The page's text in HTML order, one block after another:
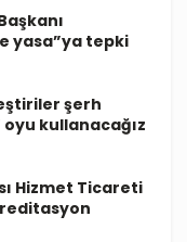
yasa”ya tepki
şerh
kullanacağız
Hizmet Ticareti